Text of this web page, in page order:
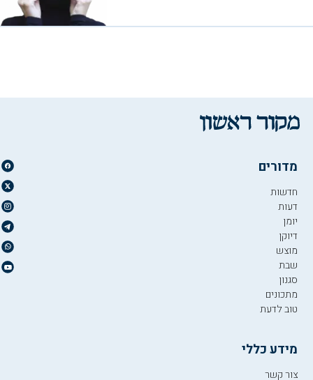
מדורים
חדשות
דעות
יומן
דיוקן
מוצש
שבת
סגנון
מתכונים
טוב לדעת
מידע כללי
צור קשר